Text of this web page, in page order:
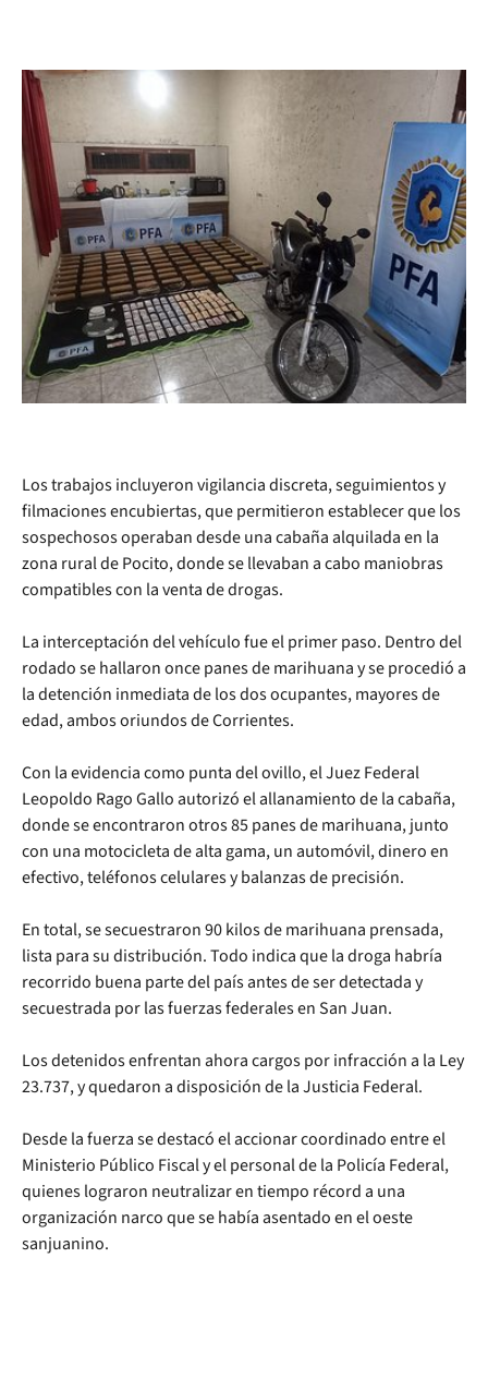
Los trabajos incluyeron vigilancia discreta, seguimientos y
filmaciones encubiertas, que permitieron establecer que los
sospechosos operaban desde una cabaña alquilada en la
zona rural de Pocito, donde se llevaban a cabo maniobras
compatibles con la venta de drogas.
La interceptación del vehículo fue el primer paso. Dentro del
rodado se hallaron once panes de marihuana y se procedió a
la detención inmediata de los dos ocupantes, mayores de
edad, ambos oriundos de Corrientes.
Con la evidencia como punta del ovillo, el Juez Federal
Leopoldo Rago Gallo autorizó el allanamiento de la cabaña,
donde se encontraron otros 85 panes de marihuana, junto
con una motocicleta de alta gama, un automóvil, dinero en
efectivo, teléfonos celulares y balanzas de precisión.
En total, se secuestraron 90 kilos de marihuana prensada,
lista para su distribución. Todo indica que la droga habría
recorrido buena parte del país antes de ser detectada y
secuestrada por las fuerzas federales en San Juan.
Los detenidos enfrentan ahora cargos por infracción a la Ley
23.737, y quedaron a disposición de la Justicia Federal.
Desde la fuerza se destacó el accionar coordinado entre el
Ministerio Público Fiscal y el personal de la Policía Federal,
quienes lograron neutralizar en tiempo récord a una
organización narco que se había asentado en el oeste
sanjuanino.